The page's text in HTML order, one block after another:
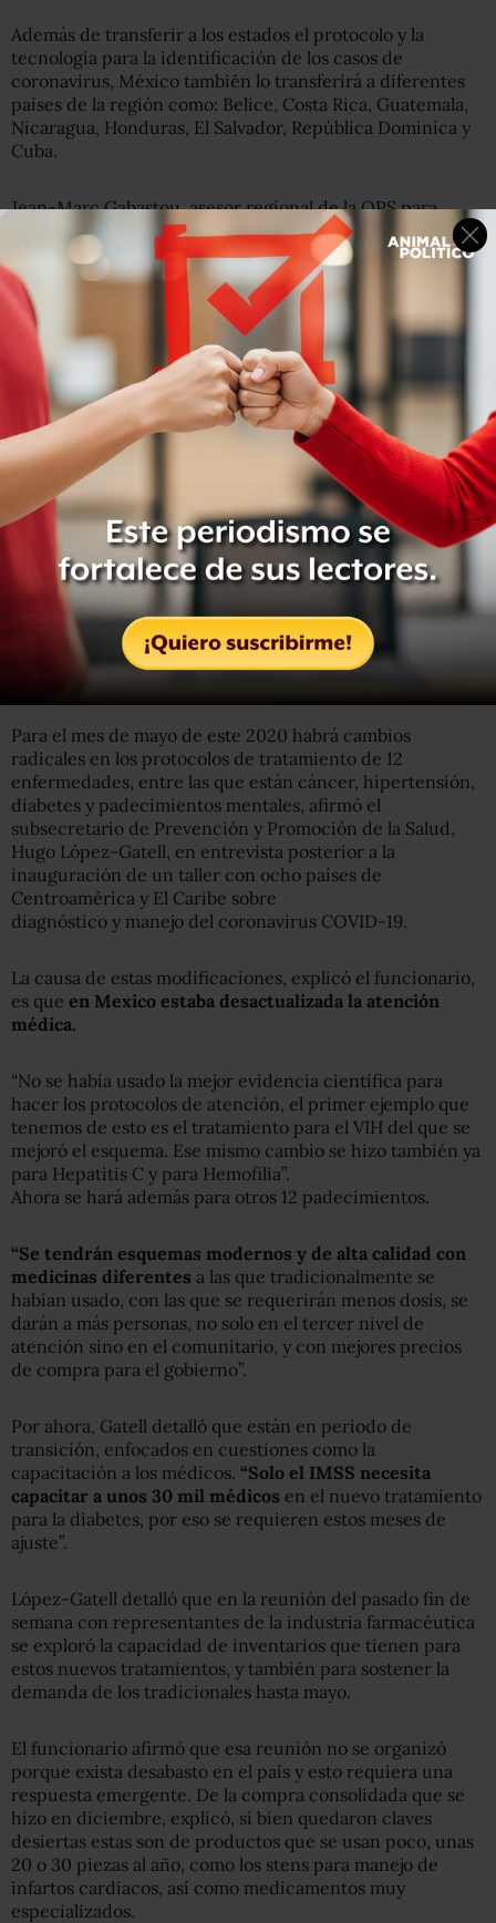
Además de transferir a los estados el protocolo y la
tecnología para la identificación de los casos de
coronavirus, México también lo transferirá a diferentes
países de la región como: Belice, Costa Rica, Guatemala,
Nicaragua, Honduras, El Salvador, República Dominica y
Cuba.
Jean-Marc Gabastou, asesor regional de la OPS para
laboratorios de salud pública y emergencias en salud
explicó que el INdRE tiene una plataforma de vanguardia.
“México fue el primer país de la región en implementar el
algoritmo ideal, de tamizaje de diagnóstico confirmatorio
del coronavirus y del diferencial, para determinar si no
es este COVID-19 entonces qué tipo de virus respiratorio
es, para esto se usa tecnología alemana y de Estados
Unidos. Ahora los países vecinos tendrán la misma
capacidad de confirmar los casos y tomar las medidas de
contención que también se han desarrollado aquí”.
Con esta tecnología se puede tener la confirmación del
caso en 10 horas, “es una técnica molecular en tiempo
real que permite descartar en cinco horas y determinar
en otras cinco el tipo de virus del que se trata si no es
COVID-19, señaló Gabastou.
En mayo habrá nuevos tratamientos para
12 enfermedades prioritarias
Para el mes de mayo de este 2020 habrá cambios
radicales en los protocolos de tratamiento de 12
enfermedades, entre las que están cáncer, hipertensión,
diabetes y padecimientos mentales, afirmó el
subsecretario de Prevención y Promoción de la Salud,
Hugo López-Gatell, en entrevista posterior a la
inauguración de un taller con ocho países de
Centroamérica y El Caribe sobre
diagnóstico y manejo del coronavirus COVID-19.
La causa de estas modificaciones, explicó el funcionario,
es que en Mexico estaba desactualizada la atención
médica.
“No se había usado la mejor evidencia científica para
hacer los protocolos de atención, el primer ejemplo que
tenemos de esto es el tratamiento para el VIH del que se
mejoró el esquema. Ese mismo cambio se hizo también ya
para Hepatitis C y para Hemofilia”.
Ahora se hará además para otros 12 padecimientos.
“Se tendrán esquemas modernos y de alta calidad con
medicinas diferentes a las que tradicionalmente se
habían usado, con las que se requerirán menos dosis, se
darán a más personas, no solo en el tercer nivel de
atención sino en el comunitario, y con mejores precios
de compra para el gobierno”.
Por ahora, Gatell detalló que están en periodo de
transición, enfocados en cuestiones como la
capacitación a los médicos. “Solo el IMSS necesita
capacitar a unos 30 mil médicos en el nuevo tratamiento
para la diabetes, por eso se requieren estos meses de
ajuste”.
López-Gatell detalló que en la reunión del pasado fin de
semana con representantes de la industria farmacéutica
se exploró la capacidad de inventarios que tienen para
estos nuevos tratamientos, y también para sostener la
demanda de los tradicionales hasta mayo.
El funcionario afirmó que esa reunión no se organizó
porque exista desabasto en el país y esto requiera una
respuesta emergente. De la compra consolidada que se
hizo en diciembre, explicó, si bien quedaron claves
desiertas estas son de productos que se usan poco, unas
20 o 30 piezas al año, como los stens para manejo de
infartos cardiacos, así como medicamentos muy
especializados.